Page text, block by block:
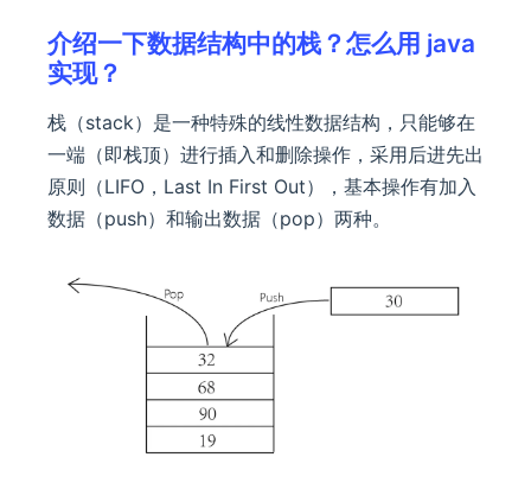
介绍一下数据结构中的栈？怎么用 java
实现？
栈（stack）是一种特殊的线性数据结构，只能够在
一端（即栈顶）进行插入和删除操作，采用后进先出
原则（LIFO，Last In First Out），基本操作有加入
数据（push）和输出数据（pop）两种。